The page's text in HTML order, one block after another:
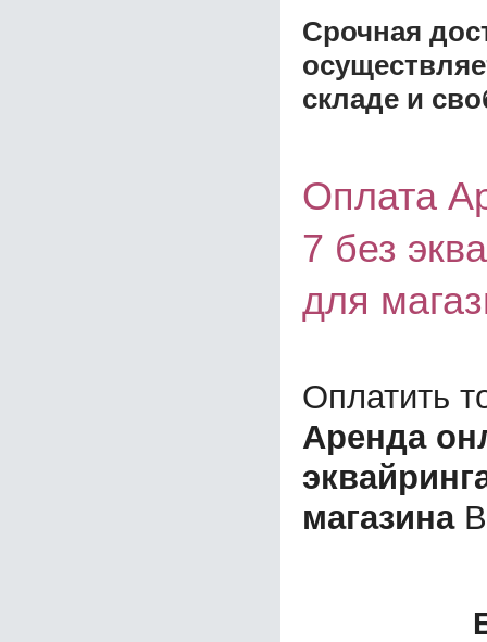
Срочная
складе и
Оплата
7 без
для
Оплатить
Аренда
магазина